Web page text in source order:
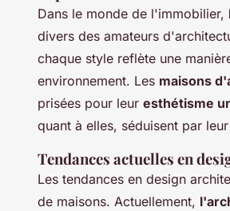
Dans le monde de l'immobilier,
divers des amateurs
chaque style reflète une
environnement. Les maisons
prisées pour leur esthétisme
quant à elles, séduisent par
Tendances actuelles en
Les tendances en design
de maisons. Actuellement,